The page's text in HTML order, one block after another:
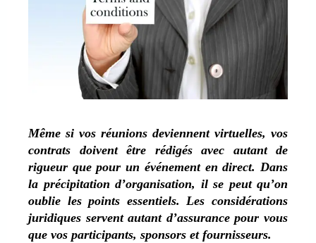
Même si vos réunions deviennent virtuelles, vos
contrats doivent être rédigés avec autant de
rigueur que pour un événement en direct. Dans
la précipitation d’organisation, il se peut qu’on
oublie les points essentiels. Les considérations
juridiques servent autant d’assurance pour vous
que vos participants, sponsors et fournisseurs.